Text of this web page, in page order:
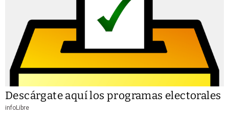
Descárgate aquí los programas electorales
infoLibre